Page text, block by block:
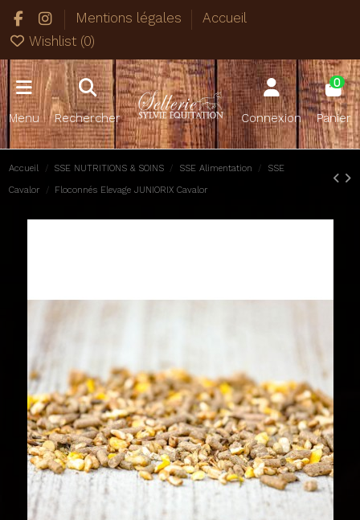
Mentions légales
Accueil
Wishlist (0)
Menu Rechercher Connexion
0
Panier
Accueil SSE NUTRITIONS & SOINS SSE Alimentation SSE
Cavalor Floconnés Elevage JUNIORIX Cavalor